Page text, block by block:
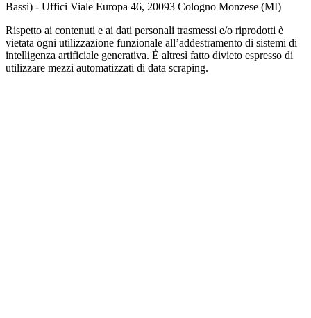
Bassi) - Uffici Viale Europa 46, 20093 Cologno Monzese (MI)
Rispetto ai contenuti e ai dati personali trasmessi e/o riprodotti è
vietata ogni utilizzazione funzionale all’addestramento di sistemi di
intelligenza artificiale generativa. È altresì fatto divieto espresso di
utilizzare mezzi automatizzati di data scraping.